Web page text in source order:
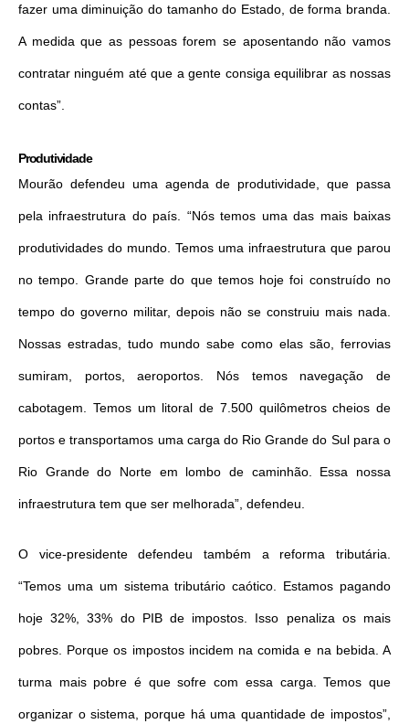
fazer uma diminuição do tamanho do Estado, de forma branda.
A medida que as pessoas forem se aposentando não vamos
contratar ninguém até que a gente consiga equilibrar as nossas
contas”.
Produtividade
Mourão defendeu uma agenda de produtividade, que passa
pela infraestrutura do país. “Nós temos uma das mais baixas
produtividades do mundo. Temos uma infraestrutura que parou
no tempo. Grande parte do que temos hoje foi construído no
tempo do governo militar, depois não se construiu mais nada.
Nossas estradas, tudo mundo sabe como elas são, ferrovias
sumiram, portos, aeroportos. Nós temos navegação de
cabotagem. Temos um litoral de 7.500 quilômetros cheios de
portos e transportamos uma carga do Rio Grande do Sul para o
Rio Grande do Norte em lombo de caminhão. Essa nossa
infraestrutura tem que ser melhorada”, defendeu.
O vice-presidente defendeu também a reforma tributária.
“Temos uma um sistema tributário caótico. Estamos pagando
hoje 32%, 33% do PIB de impostos. Isso penaliza os mais
pobres. Porque os impostos incidem na comida e na bebida. A
turma mais pobre é que sofre com essa carga. Temos que
organizar o sistema, porque há uma quantidade de impostos”,